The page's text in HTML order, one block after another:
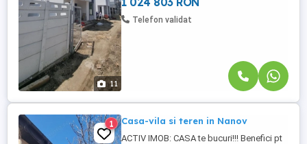
11
Telefon validat
1 Casa-vila si teren in Nanov
ACTIV IMOB: CASA te bucuri!!! Benefici pt